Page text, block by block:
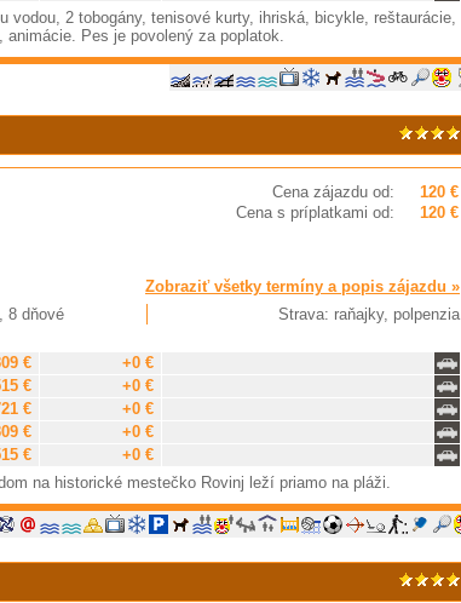
2 tobogány, tenisové kurty, ihriská, bicykle, reštaurácie,
Pes je povolený za poplatok.
Cena zájazdu od:
120 €
Cena s príplatkami od:
120 €
Zobraziť všetky termíny a popis zájazdu »
8 dňové Strava: raňajky, polpenzia
€
+0 €
€
+0 €
€
+0 €
€
+0 €
€
+0 €
na historické mestečko Rovinj leží priamo na pláži.